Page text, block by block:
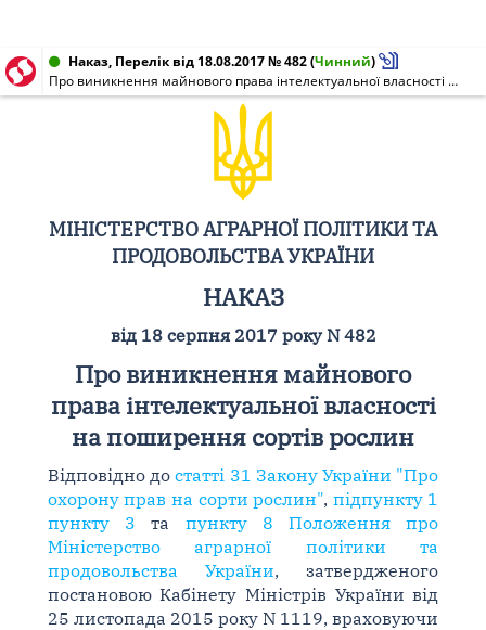
Наказ, Перелік від 18.08.2017 № 482(Чинний)
Про виникнення майнового права інтелектуальної власності на поширення сортів рослин
МІНІСТЕРСТВО АГРАРНОЇ ПОЛІТИКИ ТА
ПРОДОВОЛЬСТВА УКРАЇНИ
НАКАЗ
від 18 серпня 2017 року N 482
Про виникнення майнового
права інтелектуальної власності
на поширення сортів рослин
Відповідно достатті 31 Закону України "Про
охорону прав на сорти рослин", підпункту 1
пункту 3 та пункту 8 Положення про
Міністерство аграрної політики та
продовольства України, затвердженого
постановою Кабінету Міністрів України від
25 листопада 2015 року N 1119, враховуючи